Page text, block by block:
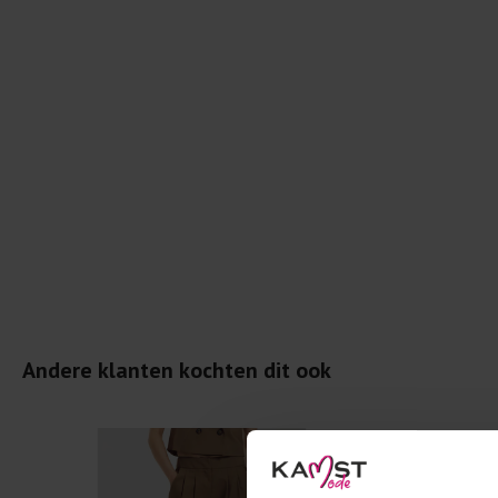
Andere klanten kochten dit ook